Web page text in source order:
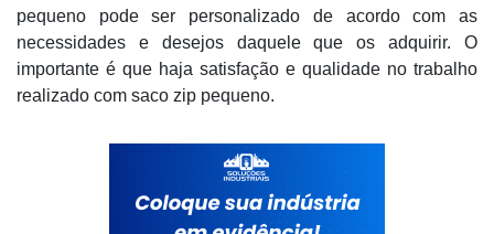
pequeno pode ser personalizado de acordo com as
necessidades e desejos daquele que os adquirir. O
importante é que haja satisfação e qualidade no trabalho
realizado com saco zip pequeno.